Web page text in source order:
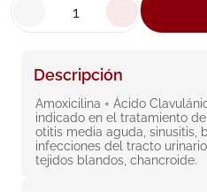
Descripción
Amoxicilina + Ácido
indicado en el tratamiento
otitis media aguda, sinusitis,
infecciones del tracto
tejidos blandos, chancroide.
cerave
7. isdin
8 . roche posay
9. megacistin
10